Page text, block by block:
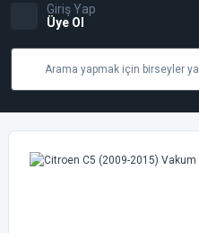
Giriş Yap
Üye Ol